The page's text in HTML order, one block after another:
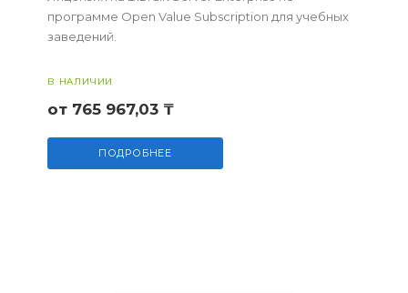
программе Open Value Subscription для учебных
заведений.
В НАЛИЧИИ
от 765 967,03 ₸
ПОДРОБНЕЕ